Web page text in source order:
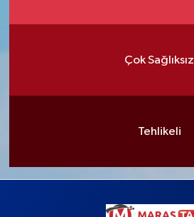
Çok Sağlıksız
Tehlikeli